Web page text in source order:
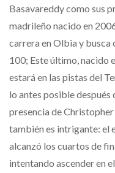
Basavareddy como sus
madrileño nacido en
carrera en Olbia y busca
100; Este último, nacido
estará en las pistas del
lo antes posible después
presencia de
también es intrigante: el
alcanzó los cuartos de
intentando ascender en